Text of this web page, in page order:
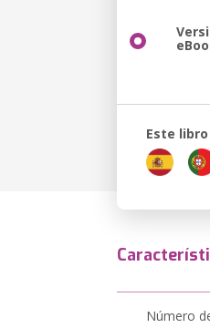
Este
Número